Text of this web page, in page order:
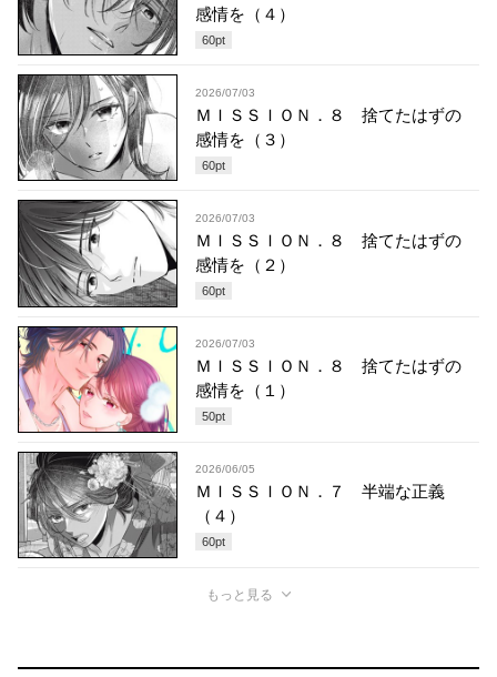
感情を（４）
60pt
2026/07/03
ＭＩＳＳＩＯＮ．８ 捨てたはずの
感情を（３）
60pt
2026/07/03
ＭＩＳＳＩＯＮ．８ 捨てたはずの
感情を（２）
60pt
2026/07/03
ＭＩＳＳＩＯＮ．８ 捨てたはずの
感情を（１）
50pt
2026/06/05
ＭＩＳＳＩＯＮ．７ 半端な正義
（４）
60pt
もっと見る